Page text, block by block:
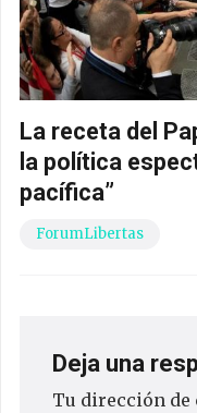
La receta del
la política
pacífica”
ForumLibertas
Deja una
Tu dirección